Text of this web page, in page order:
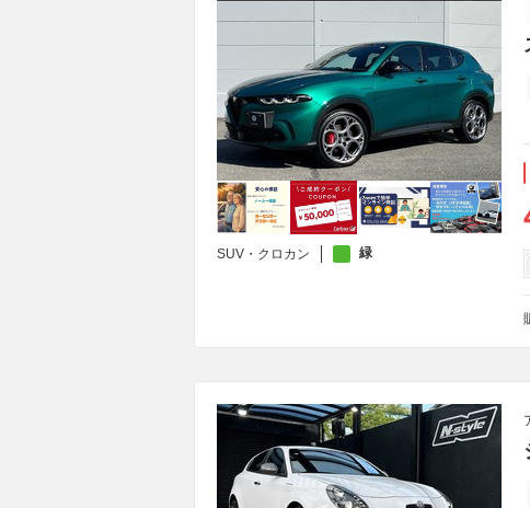
SUV・クロカン 緑